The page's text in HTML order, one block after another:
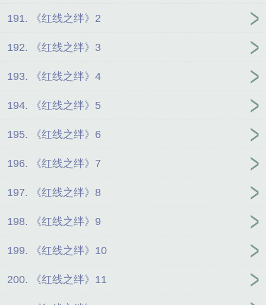
191. 《红线之绊》2
192. 《红线之绊》3
193. 《红线之绊》4
194. 《红线之绊》5
195. 《红线之绊》6
196. 《红线之绊》7
197. 《红线之绊》8
198. 《红线之绊》9
199. 《红线之绊》10
200. 《红线之绊》11